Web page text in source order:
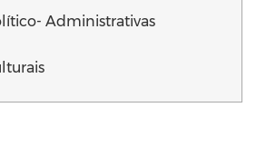
Administrativas